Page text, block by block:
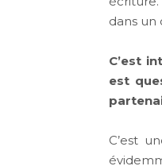
dans un
C’est
est
C’est